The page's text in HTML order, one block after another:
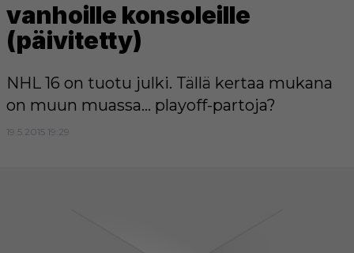
vanhoille konsoleille
(päivitetty)
NHL 16 on tuotu julki. Tällä kertaa mukana
on muun muassa... playoff-partoja?
19.5.2015 19:29